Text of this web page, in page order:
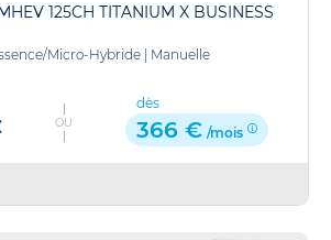
125CH TITANIUM X BUSINESS
Micro-Hybride Manuelle
OU
dès
366 € /mois